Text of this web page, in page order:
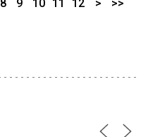
8 9 10 11 12 > >>